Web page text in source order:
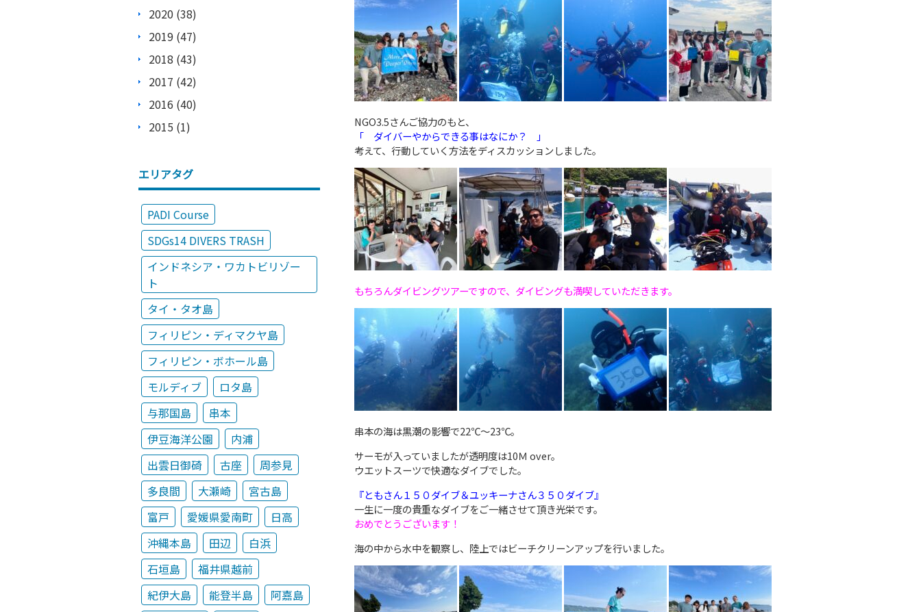
NGO3.5さんご協力のもと、
「 ダイバーやからできる事はなにか？ 」
考えて、行動していく方法をディスカッションしました。
もちろんダイビングツアーですので、ダイビングも満喫していただきます。
串本の海は黒潮の影響で22℃～23℃。
サーモが入っていましたが透明度は10Ｍ over。
ウエットスーツで快適なダイブでした。
『ともさん１５０ダイブ＆ユッキーナさん３５０ダイブ』
一生に一度の貴重なダイブをご一緒させて頂き光栄です。
おめでとうございます！
海の中から水中を観察し、陸上ではビーチクリーンアップを行いました。
2020 (38)
2019 (47)
2018 (43)
2017 (42)
2016 (40)
2015 (1)
エリアタグ
PADI Course
SDGs14 DIVERS TRASH
インドネシア・ワカトビリゾー
ト
タイ・タオ島
フィリピン・ディマクヤ島
フィリピン・ボホール島
モルディブ
ロタ島
与那国島
串本
伊豆海洋公園
内浦
出雲日御碕
古座
周参見
多良間
大瀬崎
宮古島
富戸
愛媛県愛南町
日高
沖縄本島
田辺
白浜
石垣島
福井県越前
紀伊大島
能登半島
阿嘉島